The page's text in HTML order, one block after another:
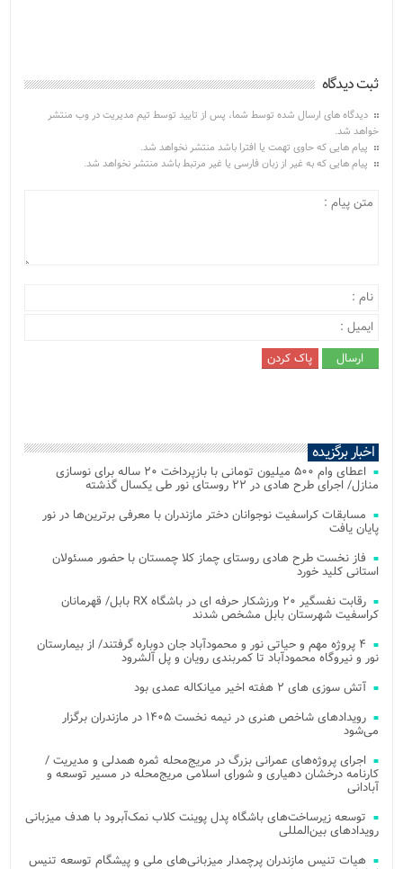
ثبت دیدگاه
دیدگاه های ارسال شده توسط شما، پس از تایید توسط تیم مدیریت در وب منتشر
خواهد شد.
پیام هایی که حاوی تهمت یا افترا باشد منتشر نخواهد شد.
پیام هایی که به غیر از زبان فارسی یا غیر مرتبط باشد منتشر نخواهد شد.
اخبار برگزیده
اعطای وام ۵۰۰ میلیون تومانی با بازپرداخت ۲۰ ساله برای نوسازی
منازل/ اجرای طرح هادی در ۲۲ روستای نور طی یکسال گذشته
مسابقات کراسفیت نوجوانان دختر مازندران با معرفی برترین‌ها در نور
پایان یافت
فاز نخست طرح هادی روستای چماز کلا چمستان با حضور مسئولان
استانی کلید خورد
رقابت نفسگیر ۲۰ ورزشکار حرفه ای در باشگاه RX بابل/ قهرمانان
کراسفیت شهرستان بابل مشخص شدند
۴ پروژه مهم و حیاتی نور و محمودآباد جان دوباره گرفتند/ از بیمارستان
نور و نیروگاه محمودآباد تا کمربندی رویان و پل آلشرود
آتش‌ سوزی‌ های ۲ هفته اخیر میانکاله عمدی بود
رویدادهای شاخص هنری در نیمه نخست ۱۴۰۵ در مازندران برگزار
می‌شود
اجرای پروژه‌های عمرانی بزرگ در مریج‌محله ثمره همدلی و مدیریت /
کارنامه درخشان دهیاری و شورای اسلامی مریج‌محله در مسیر توسعه و
آبادانی
توسعه زیرساخت‌های باشگاه پدل پوینت کلاب نمک‌آبرود با هدف میزبانی
رویدادهای بین‌المللی
هیات تنیس مازندران پرچمدار میزبانی‌های ملی و پیشگام توسعه تنیس